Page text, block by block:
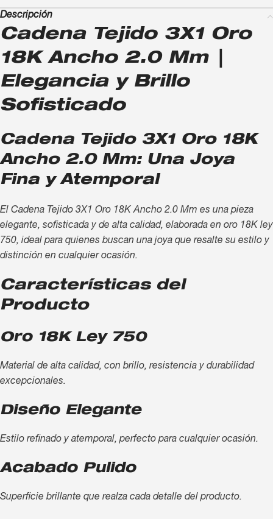
Descripción
Cadena Tejido 3X1 Oro
18K Ancho 2.0 Mm |
Elegancia y Brillo
Sofisticado
Cadena Tejido 3X1 Oro 18K
Ancho 2.0 Mm: Una Joya
Fina y Atemporal
El Cadena Tejido 3X1 Oro 18K Ancho 2.0 Mm es una pieza
elegante, sofisticada y de alta calidad, elaborada en oro 18K ley
750, ideal para quienes buscan una joya que resalte su estilo y
distinción en cualquier ocasión.
Características del
Producto
Oro 18K Ley 750
Material de alta calidad, con brillo, resistencia y durabilidad
excepcionales.
Diseño Elegante
Estilo refinado y atemporal, perfecto para cualquier ocasión.
Acabado Pulido
Superficie brillante que realza cada detalle del producto.